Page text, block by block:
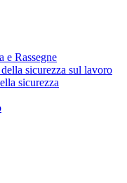
e Rassegne
sicurezza sul lavoro
sicurezza